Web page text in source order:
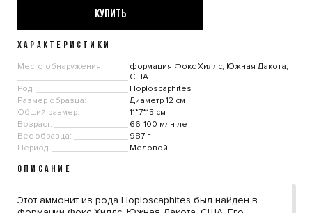
КУПИТЬ
ХАРАКТЕРИСТИКИ
Место обнаружения:
формация Фокс Хиллс, Южная Дакота,
США
Род:
Hoploscaphites
Размер образца:
Диаметр 12 см
Общий размер:
11*7*15 см
Возраст:
66-100 млн лет
Вес образца:
987 г
Период:
Меловой
ОПИСАНИЕ
Этот аммонит из рода Hoploscaphites был найден в